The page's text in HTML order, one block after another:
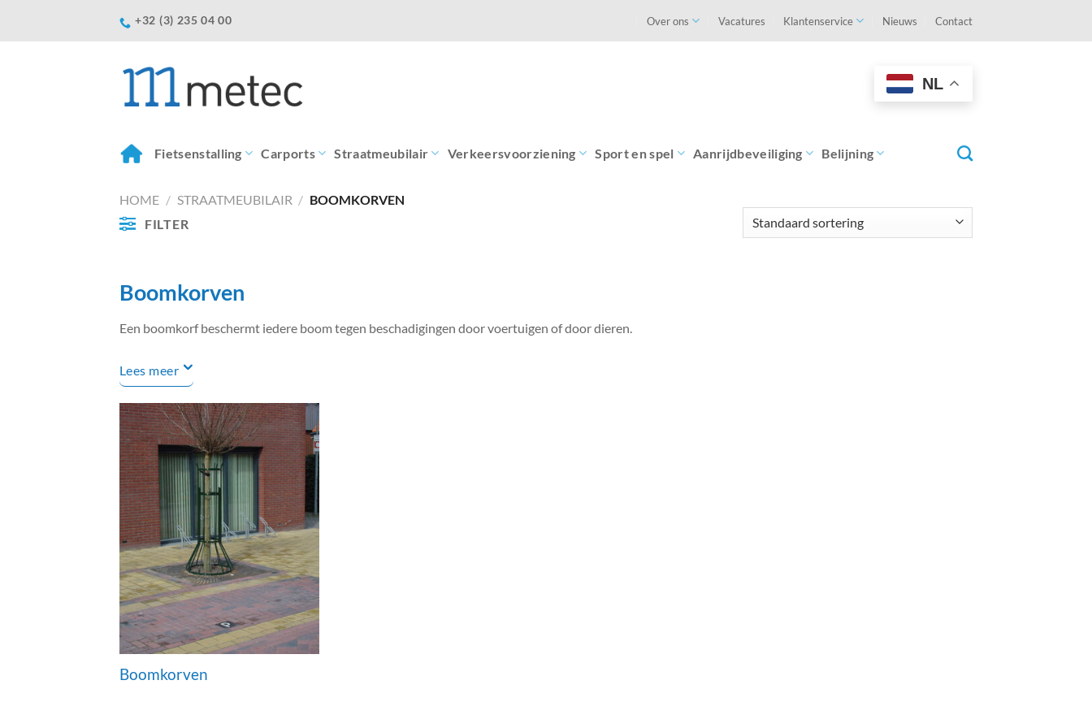
+32 (3) 235 04 00 Over ons Vacatures Klantenservice Nieuws Contact
NL
Fietsenstalling Carports Straatmeubilair Verkeersvoorziening Sport en spel Aanrijdbeveiliging Belijning
HOME / STRAATMEUBILAIR / BOOMKORVEN
FILTER
Boomkorven
Een boomkorf beschermt iedere boom tegen beschadigingen door voertuigen of door dieren.
Lees meer
Boomkorven